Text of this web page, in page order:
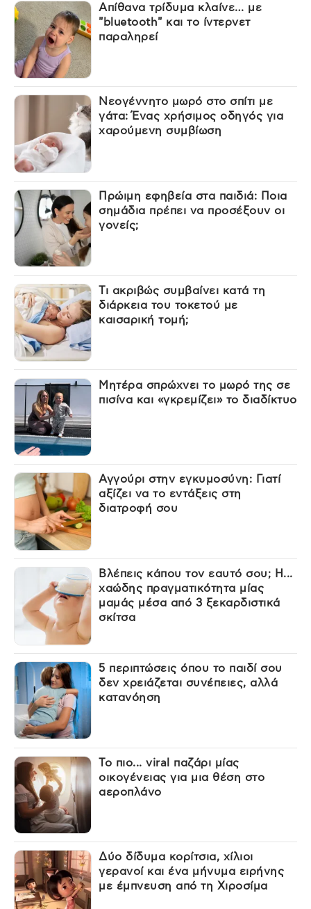
Απίθανα τρίδυμα κλαίνε… με
"bluetooth" και το ίντερνετ
παραληρεί
Νεογέννητο μωρό στο σπίτι με
γάτα: Ένας χρήσιμος οδηγός για
χαρούμενη συμβίωση
Πρώιμη εφηβεία στα παιδιά: Ποια
σημάδια πρέπει να προσέξουν οι
γονείς;
Τι ακριβώς συμβαίνει κατά τη
διάρκεια του τοκετού με
καισαρική τομή;
Μητέρα σπρώχνει το μωρό της σε
πισίνα και «γκρεμίζει» το διαδίκτυο
Αγγούρι στην εγκυμοσύνη: Γιατί
αξίζει να το εντάξεις στη
διατροφή σου
Βλέπεις κάπου τον εαυτό σου; Η...
χαώδης πραγματικότητα μίας
μαμάς μέσα από 3 ξεκαρδιστικά
σκίτσα
5 περιπτώσεις όπου το παιδί σου
δεν χρειάζεται συνέπειες, αλλά
κατανόηση
Το πιο... viral παζάρι μίας
οικογένειας για μια θέση στο
αεροπλάνο
Δύο δίδυμα κορίτσια, χίλιοι
γερανοί και ένα μήνυμα ειρήνης
με έμπνευση από τη Χιροσίμα